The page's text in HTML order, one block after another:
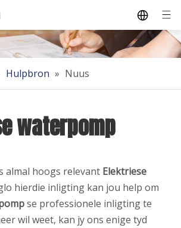
Hulpbron » Nuus
waterpomp
almal hoogs relevant Elektriese
hierdie inligting kan jou help om
se professionele inligting te
wil weet, kan jy ons enige tyd